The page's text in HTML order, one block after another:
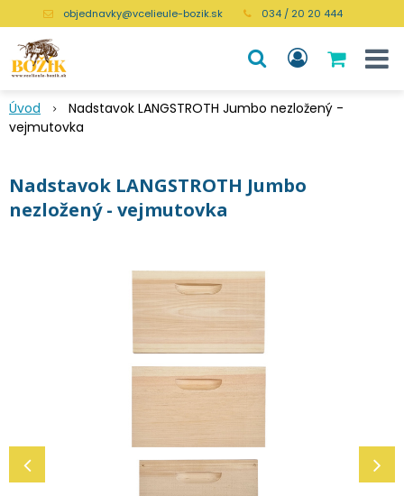
objednavky@vcelieule-bozik.sk 034 / 20 20 444
Úvod
Nadstavok LANGSTROTH Jumbo nezložený -
vejmutovka
Nadstavok LANGSTROTH Jumbo
nezložený - vejmutovka